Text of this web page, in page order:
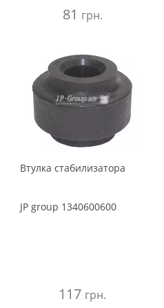
81 грн.
Втулка стабилизатора
JP group 1340600600
117 грн.